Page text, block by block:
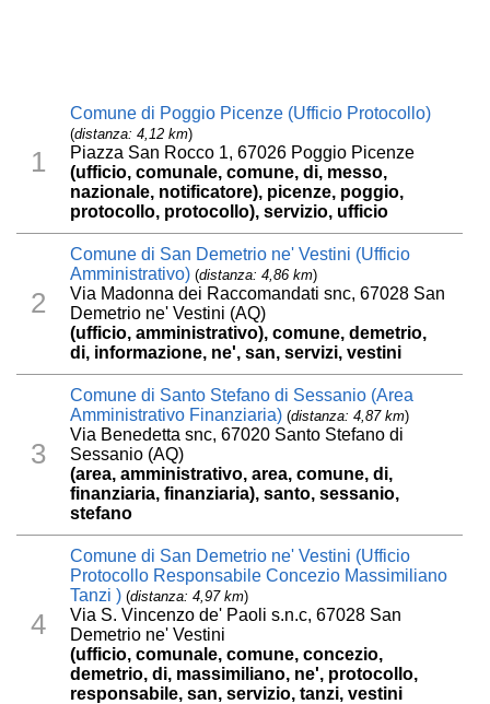
1
Comune di Poggio Picenze (Ufficio Protocollo)
(distanza: 4,12 km)
Piazza San Rocco 1, 67026 Poggio Picenze
(ufficio, comunale, comune, di, messo,
nazionale, notificatore), picenze, poggio,
protocollo, protocollo), servizio, ufficio
2
Comune di San Demetrio ne' Vestini (Ufficio
Amministrativo) (distanza: 4,86 km)
Via Madonna dei Raccomandati snc, 67028 San
Demetrio ne' Vestini (AQ)
(ufficio, amministrativo), comune, demetrio,
di, informazione, ne', san, servizi, vestini
3
Comune di Santo Stefano di Sessanio (Area
Amministrativo Finanziaria) (distanza: 4,87 km)
Via Benedetta snc, 67020 Santo Stefano di
Sessanio (AQ)
(area, amministrativo, area, comune, di,
finanziaria, finanziaria), santo, sessanio,
stefano
4
Comune di San Demetrio ne' Vestini (Ufficio
Protocollo Responsabile Concezio Massimiliano
Tanzi ) (distanza: 4,97 km)
Via S. Vincenzo de' Paoli s.n.c, 67028 San
Demetrio ne' Vestini
(ufficio, comunale, comune, concezio,
demetrio, di, massimiliano, ne', protocollo,
responsabile, san, servizio, tanzi, vestini